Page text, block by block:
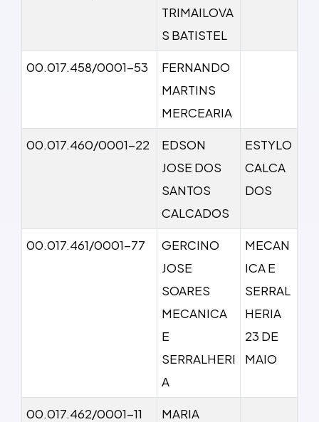
TRIMAILOVA
S BATISTEL
00.017.458/0001-53
FERNANDO
MARTINS
MERCEARIA
00.017.460/0001-22
EDSON
JOSE DOS
SANTOS
CALCADOS
ESTYLO
CALCA
DOS
00.017.461/0001-77
GERCINO
JOSE
SOARES
MECANICA
E
SERRALHERI
A
MECAN
ICA E
SERRAL
HERIA
23 DE
MAIO
00.017.462/0001-11
MARIA